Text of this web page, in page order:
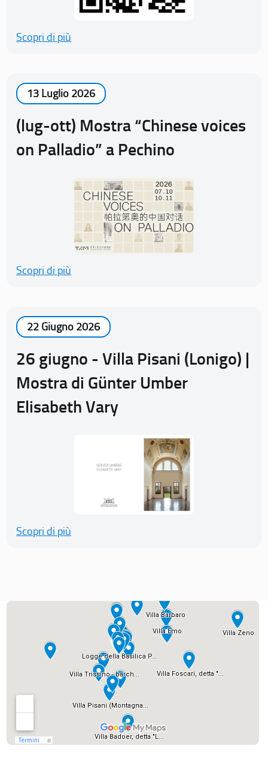
Scopri di più
13 Luglio 2026
(lug-ott) Mostra “Chinese voices
on Palladio” a Pechino
Scopri di più
22 Giugno 2026
26 giugno - Villa Pisani (Lonigo) |
Mostra di Günter Umber
Elisabeth Vary
Scopri di più